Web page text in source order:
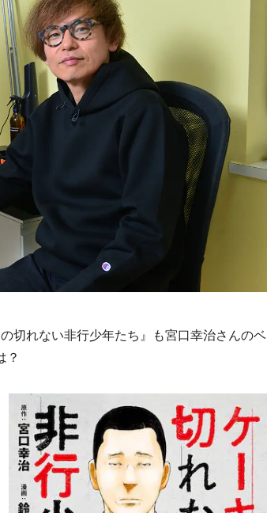
切れない非行少年たち』も宮口幸治さんのベ
？